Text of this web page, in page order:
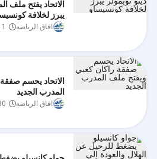
الاتحاد يفتح ملف
يبرز لخلافة
افاق الرياضه 1 يونيو، 2026
الاتحاد يحسم
المدرب الجديد
افاق الرياضه 30